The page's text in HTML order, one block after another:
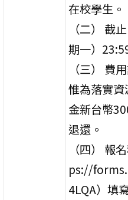
在校學生。
（二） 截
期一）
（三） 費
惟為落實
金新台幣
退還。
（四） 報
ps://
4LQA）填